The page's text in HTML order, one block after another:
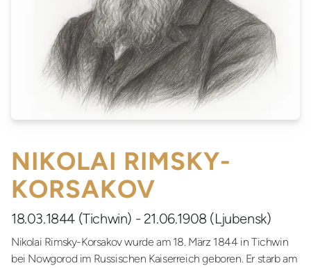
NIKOLAI RIMSKY-
KORSAKOV
18.03.1844 (Tichwin) - 21.06.1908 (Ljubensk)
Nikolai Rimsky-Korsakov wurde am 18. März 1844 in Tichwin
bei Nowgorod im Russischen Kaiserreich geboren. Er starb am